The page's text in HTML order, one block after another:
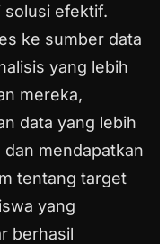
solusi efektif.
ke sumber data
yang lebih
mereka,
data yang lebih
mendapatkan
tentang target
yang
berhasil